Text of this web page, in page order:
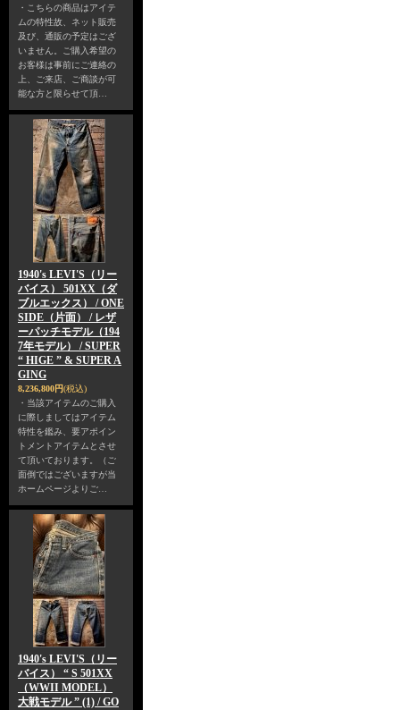
・こちらの商品はアイテ
ムの特性故、ネット販売
及び、通販の予定はござ
いません。ご購入希望の
お客様は事前にご連絡の
上、ご来店、ご商談が可
能な方と限らせて頂…
1940's LEVI'S（リー
バイス） 501XX（ダ
ブルエックス） / ONE
SIDE（片面） / レザ
ーパッチモデル（194
7年モデル） / SUPER
“ HIGE ” & SUPER A
GING
8,236,800円(税込)
・当該アイテムのご購入
に際しましてはアイテム
特性を鑑み、要アポイン
トメントアイテムとさせ
て頂いております。（ご
面倒ではございますが当
ホームページよりご…
1940's LEVI'S（リー
バイス） “ S 501XX
（WWII MODEL）
大戦モデル ” (1) / GO